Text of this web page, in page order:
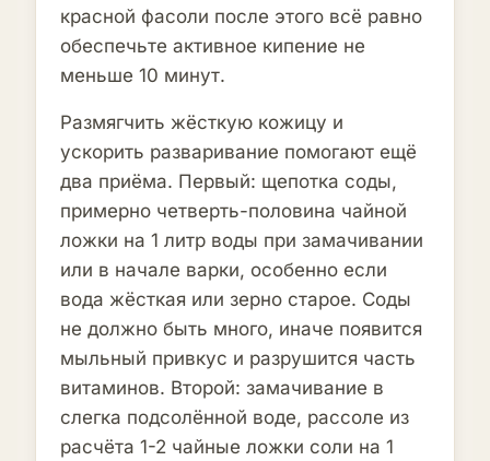
красной фасоли после этого всё равно
обеспечьте активное кипение не
меньше 10 минут.
Размягчить жёсткую кожицу и
ускорить разваривание помогают ещё
два приёма. Первый: щепотка соды,
примерно четверть-половина чайной
ложки на 1 литр воды при замачивании
или в начале варки, особенно если
вода жёсткая или зерно старое. Соды
не должно быть много, иначе появится
мыльный привкус и разрушится часть
витаминов. Второй: замачивание в
слегка подсолённой воде, рассоле из
расчёта 1-2 чайные ложки соли на 1